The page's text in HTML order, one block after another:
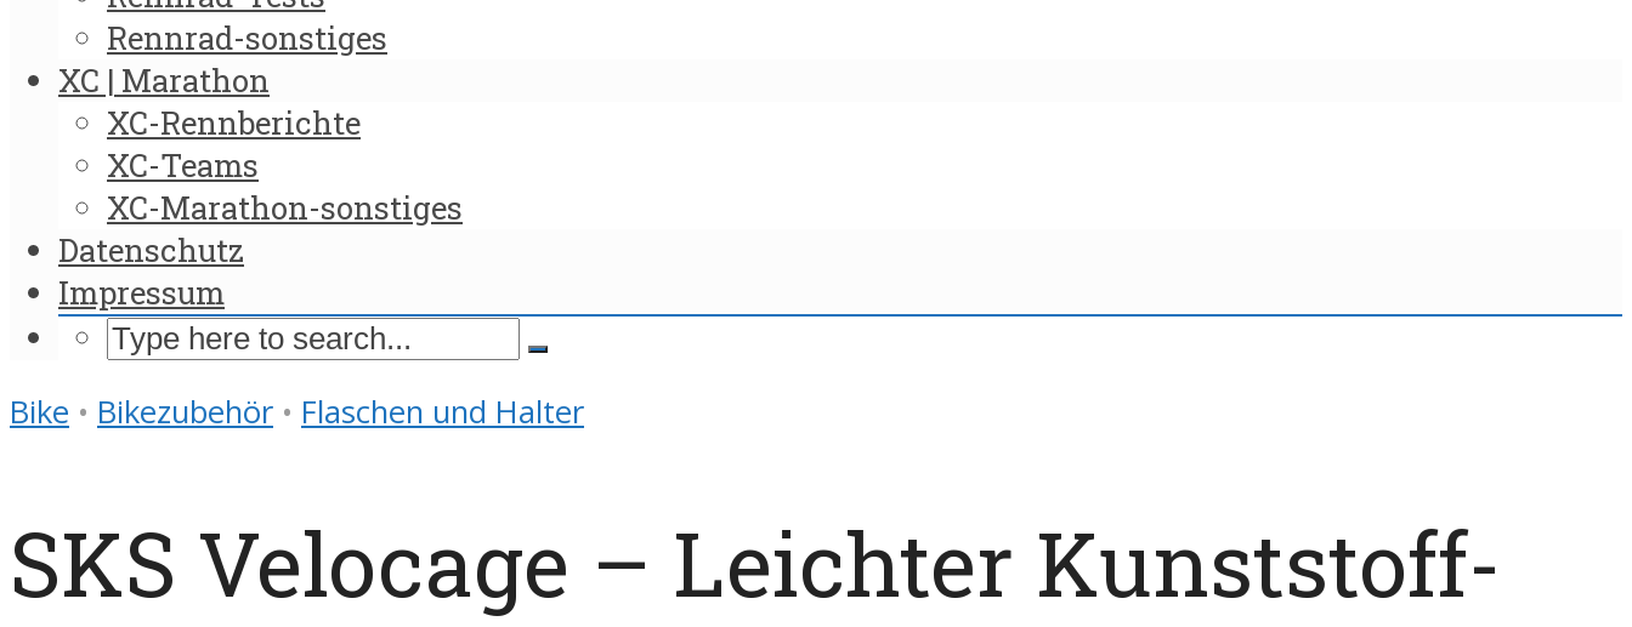
Rennrad-sonstiges
XC | Marathon
XC-Rennberichte
XC-Teams
XC-Marathon-sonstiges
Datenschutz
Impressum
Bike • Bikezubehör • Flaschen und Halter
SKS Velocage – Leichter Kunststoff-